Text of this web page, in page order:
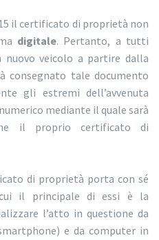
il certificato di proprietà non
digitale. Pertanto, a tutti
nuovo veicolo a partire dalla
consegnato tale documento
gli estremi dell’avvenuta
mediante il quale sarà
il proprio certificato di
di proprietà porta con sé
il principale di essi è la
l’atto in questione da
e da computer in